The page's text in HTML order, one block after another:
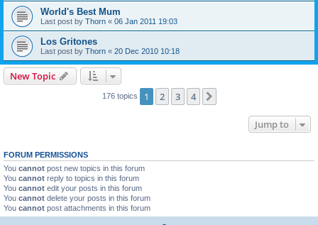
World's Best Mum
Last post by Thorn « 06 Jan 2011 19:03
Los Gritones
Last post by Thorn « 20 Dec 2010 10:18
New Topic
176 topics 1 2 3 4
Jump to
FORUM PERMISSIONS
You cannot post new topics in this forum
You cannot reply to topics in this forum
You cannot edit your posts in this forum
You cannot delete your posts in this forum
You cannot post attachments in this forum